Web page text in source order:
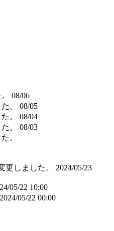
08/06
。
08/05
。
08/04
。
08/03
。
更しました。
2024/05/23
05/22 10:00
2024/05/22 00:00